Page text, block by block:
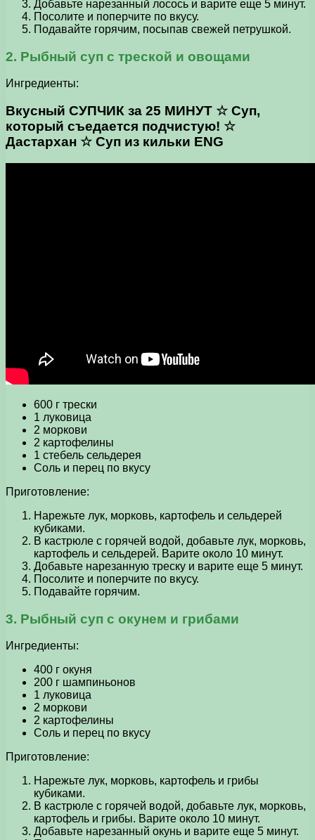
Добавьте нарезанный лосось и варите еще 5 минут.
Посолите и поперчите по вкусу.
Подавайте горячим, посыпав свежей петрушкой.
2. Рыбный суп с треской и овощами
Ингредиенты:
Вкусный СУПЧИК за 25 МИНУТ ☆ Суп,
который съедается подчистую! ☆
Дастархан ☆ Суп из кильки ENG
600 г трески
1 луковица
2 моркови
2 картофелины
1 стебель сельдерея
Соль и перец по вкусу
Приготовление:
Нарежьте лук, морковь, картофель и сельдерей
кубиками.
В кастрюле с горячей водой, добавьте лук, морковь,
картофель и сельдерей. Варите около 10 минут.
Добавьте нарезанную треску и варите еще 5 минут.
Посолите и поперчите по вкусу.
Подавайте горячим.
3. Рыбный суп с окунем и грибами
Ингредиенты:
400 г окуня
200 г шампиньонов
1 луковица
2 моркови
2 картофелины
Соль и перец по вкусу
Приготовление:
Нарежьте лук, морковь, картофель и грибы
кубиками.
В кастрюле с горячей водой, добавьте лук, морковь,
картофель и грибы. Варите около 10 минут.
Добавьте нарезанный окунь и варите еще 5 минут.